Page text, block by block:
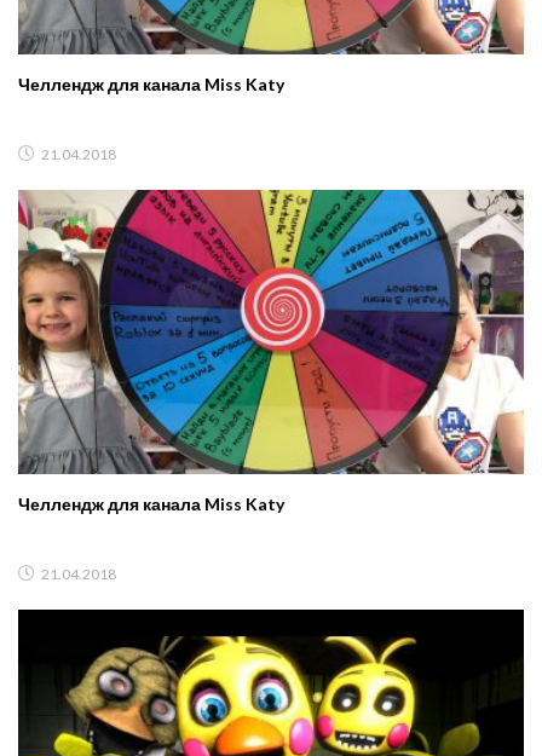
Челлендж для канала Miss Katy
21.04.2018
Челлендж для канала Miss Katy
21.04.2018